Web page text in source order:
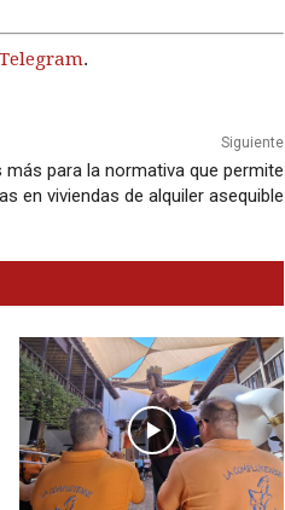
.
Siguiente
más para la normativa que permite
en viviendas de alquiler asequible